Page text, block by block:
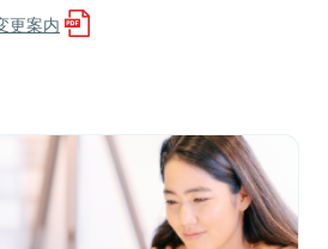
更案内